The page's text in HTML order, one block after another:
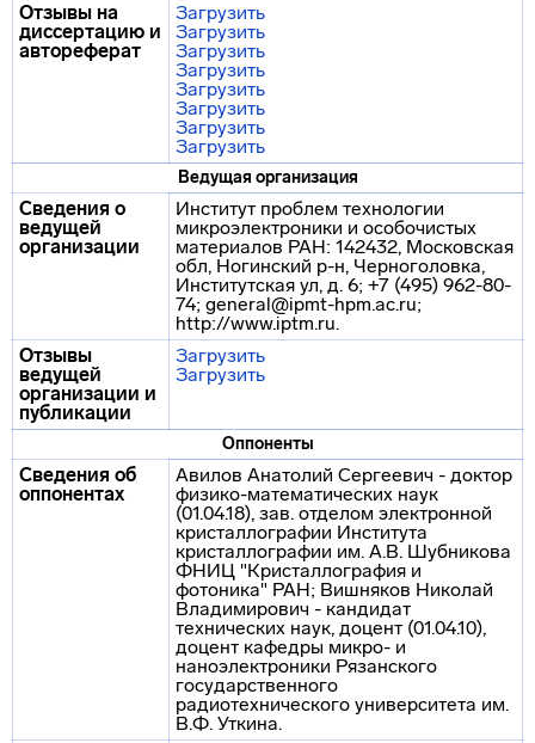
Отзывы на
диссертацию и
автореферат
Загрузить
Загрузить
Загрузить
Загрузить
Загрузить
Загрузить
Загрузить
Загрузить
Ведущая организация
Сведения о
ведущей
организации
Институт проблем технологии
микроэлектроники и особочистых
материалов РАН: 142432, Московская
обл, Ногинский р-н, Черноголовка,
Институтская ул, д. 6; +7 (495) 962-80-
74; general@ipmt-hpm.ac.ru;
http://www.iptm.ru.
Отзывы
ведущей
организации и
публикации
Загрузить
Загрузить
Оппоненты
Сведения об
оппонентах
Авилов Анатолий Сергеевич - доктор
физико-математических наук
(01.04.18), зав. отделом электронной
кристаллографии Института
кристаллографии им. А.В. Шубникова
ФНИЦ "Кристаллография и
фотоника" РАН; Вишняков Николай
Владимирович - кандидат
технических наук, доцент (01.04.10),
доцент кафедры микро- и
наноэлектроники Рязанского
государственного
радиотехнического университета им.
В.Ф. Уткина.